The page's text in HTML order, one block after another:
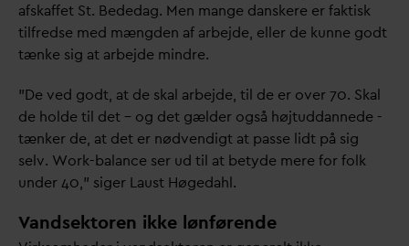
afskaffet St. Bededag. Men mange danskere er faktisk
tilfredse med mængden af arbejde, eller de kunne godt
tænke sig at arbejde mindre.
”De ved godt, at de skal arbejde, til de er over 70. Skal
de holde til det – og det gælder også højtuddannede -
tænker de, at det er nødvendigt at passe lidt på sig
selv. Work-balance ser ud til at betyde mere for folk
under 40,” siger Laust Høgedahl.
Vandsektoren ikke lønførende